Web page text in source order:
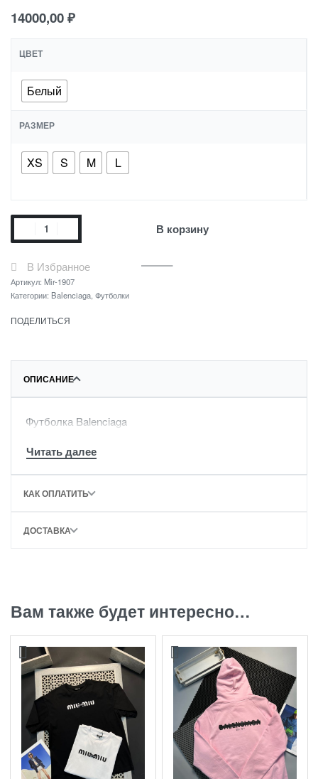
14000,00₽
ЦВЕТ
Белый
РАЗМЕР
XS S M L
В корзину
В Избранное
Артикул: Mir-1907
Категории: Balenciaga Футболки
ПОДЕЛИТЬСЯ
ОПИСАНИЕ
Футболка Balenciaga
КАК ОПЛАТИТЬ
ДОСТАВКА
Вам также будет интересно…